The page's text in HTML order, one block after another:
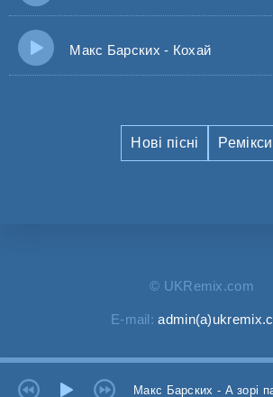
Макс Барских - Кохай
Нові пісні Ремікси
© UKRemix.com
E-mail: